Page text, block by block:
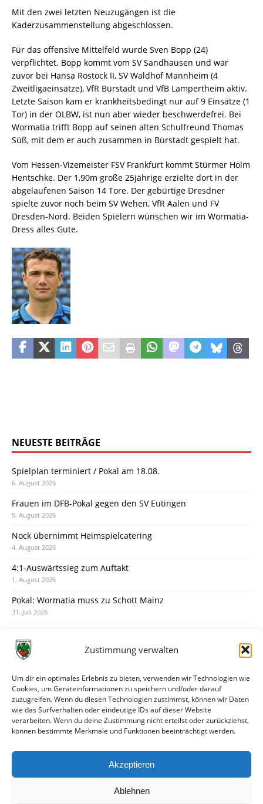
Zustimmung verwalten
Um dir ein optimales Erlebnis zu bieten, verwenden wir Technologien wie
Cookies, um Geräteinformationen zu speichern und/oder darauf
zuzugreifen. Wenn du diesen Technologien zustimmst, können wir Daten
wie das Surfverhalten oder eindeutige IDs auf dieser Website
verarbeiten. Wenn du deine Zustimmung nicht erteilst oder zurückziehst,
können bestimmte Merkmale und Funktionen beeinträchtigt werden.
Akzeptieren
Ablehnen
Mit den zwei letzten Neuzugängen ist die
Kaderzusammenstellung abgeschlossen.
Für das offensive Mittelfeld wurde Sven Bopp (24)
verpflichtet. Bopp kommt vom SV Sandhausen und war
zuvor bei Hansa Rostock II, SV Waldhof Mannheim (4
Zweitligaeinsätze), VfR Bürstadt und VfB Lampertheim aktiv.
Letzte Saison kam er krankheitsbedingt nur auf 9 Einsätze (1
Tor) in der OLBW, ist nun aber wieder beschwerdefrei. Bei
Wormatia trifft Bopp auf seinen alten Schulfreund Thomas
Süß, mit dem er auch zusammen in Bürstadt gespielt hat.
Vom Hessen-Vizemeister FSV Frankfurt kommt Stürmer Holm
Hentschke. Der 1,90m große 25jährige erzielte dort in der
abgelaufenen Saison 14 Tore. Der gebürtige Dresdner
spielte zuvor noch beim SV Wehen, VfR Aalen und FV
Dresden-Nord. Beiden Spielern wünschen wir im Wormatia-
Dress alles Gute.
NEUESTE BEITRÄGE
Spielplan terminiert / Pokal am 18.08.
6. August 2026
Frauen im DFB-Pokal gegen den SV Eutingen
5. August 2026
Nock übernimmt Heimspielcatering
4. August 2026
4:1-Auswärtssieg zum Auftakt
1. August 2026
Pokal: Wormatia muss zu Schott Mainz
31. Juli 2026
30. Juli 2026
28. Juli 2026
Neuer Rückensponsor
28. Juli 2026
Neue Podcast-Folge: So tickt Björn!
Eindrücke vom Stadionfest
27. Juli 2026